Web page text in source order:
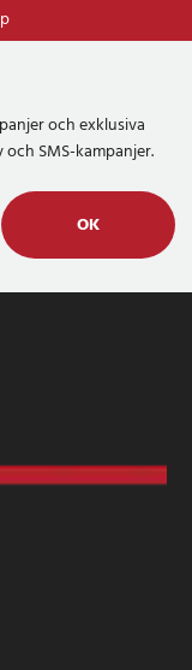
och exklusiva
SMS-kampanjer.
OK